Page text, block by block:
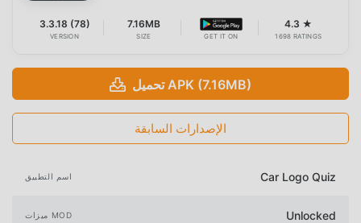
3.3.18 (78)
VERSION
7.16MB
SIZE GET IT ON
4.3 ★
1698 RATINGS
تحميل APK (7.16MB)
الإصدارات السابقة
اسم التطبيق Car Logo Quiz
ميزات MOD Unlocked